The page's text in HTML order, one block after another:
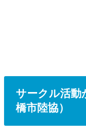
サークル活
橋市陸協）